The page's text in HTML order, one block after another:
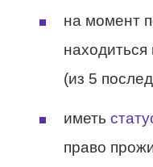
на момент
(из 5
иметь
право